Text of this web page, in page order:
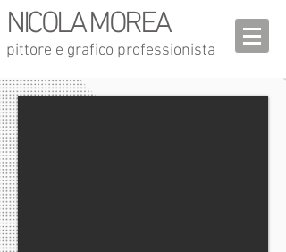
NICOLA MOREA
pittore e grafico professionista